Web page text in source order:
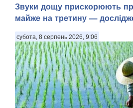
Звуки дощу прискорюють
майже на третину —
субота, 8 серпень 2026, 9:06